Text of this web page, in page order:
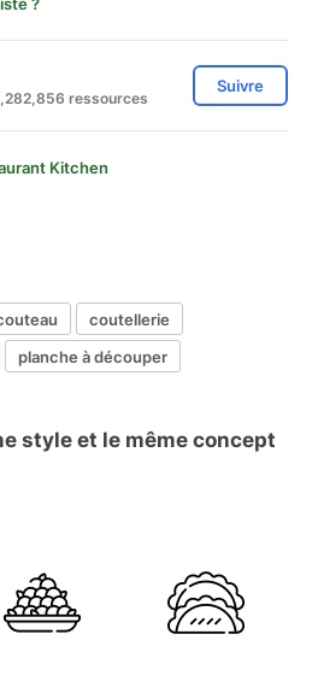
ressources
Suivre
Kitchen
coutellerie
planche à découper
style et le même concept